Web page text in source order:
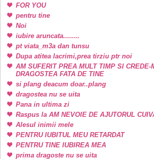
FOR YOU
pentru tine
Noi
iubire aruncata........
pt viata_m3a dan tunsu
Dupa atitea lacrimi,prea tirziu ptr noi
AM SUFERIT PREA MULT TIMP SI CREDE-
DRAGOSTEA FATA DE TINE
si plang deacum doar..plang
dragostea nu se uita
Pana in ultima zi
Raspus la AM NEVOIE DE AJUTORUL
Alesul inimii mele
PENTRU IUBITUL MEU RETARDAT
PENTRU TINE IUBIREA MEA
prima dragoste nu se uita